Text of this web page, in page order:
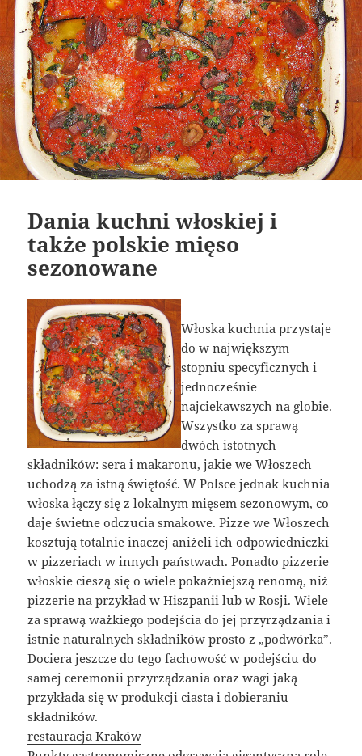
Dania kuchni włoskiej i
także polskie mięso
sezonowane
Włoska kuchnia przystaje
do w największym
stopniu specyficznych i
jednocześnie
najciekawszych na globie.
Wszystko za sprawą
dwóch istotnych
składników: sera i makaronu, jakie we Włoszech
uchodzą za istną świętość. W Polsce jednak kuchnia
włoska łączy się z lokalnym mięsem sezonowym, co
daje świetne odczucia smakowe. Pizze we Włoszech
kosztują totalnie inaczej aniżeli ich odpowiedniczki
w pizzeriach w innych państwach. Ponadto pizzerie
włoskie cieszą się o wiele pokaźniejszą renomą, niż
pizzerie na przykład w Hiszpanii lub w Rosji. Wiele
za sprawą ważkiego podejścia do jej przyrządzania i
istnie naturalnych składników prosto z „podwórka”.
Dociera jeszcze do tego fachowość w podejściu do
samej ceremonii przyrządzania oraz wagi jaką
przykłada się w produkcji ciasta i dobieraniu
składników.
restauracja Kraków